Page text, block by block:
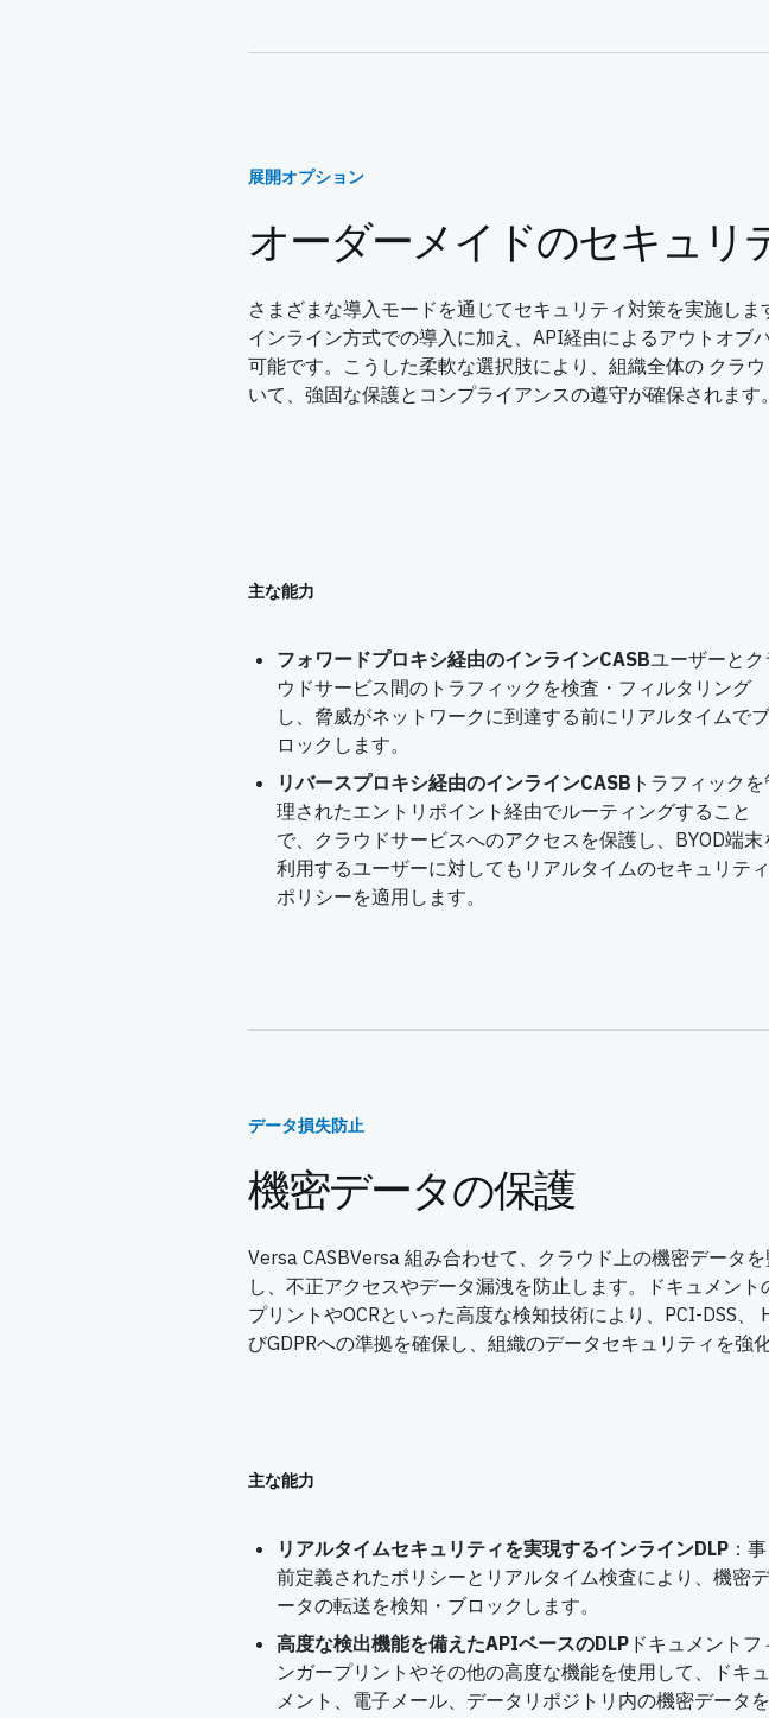
展開オプション
オーダーメイドのセキュリ
さまざまな導入モードを通じてセキュリティ対策を実施しま
インライン方式での導入に加え、API経由によるアウトオブ
可能です。こうした柔軟な選択肢により、組織全体の クラ
いて、強固な保護とコンプライアンスの遵守が確保されます。
主な能力
フォワードプロキシ経由のインラインCASBユーザーとク
ウドサービス間のトラフィックを検査・フィルタリング
し、脅威がネットワークに到達する前にリアルタイムでブ
ロックします。
リバースプロキシ経由のインラインCASB トラフィックを
理されたエントリポイント経由でルーティングすること
で、クラウドサービスへのアクセスを保護し、BYOD端末
利用するユーザーに対してもリアルタイムのセキュリティ
ポリシーを適用します。
データ損失防止
機密データの保護
Versa CASBVersa 組み合わせて、クラウド上の機密データ
し、不正アクセスやデータ漏洩を防止します。ドキュメント
プリントやOCRといった高度な検知技術により、PCI-DSS、
びGDPRへの準拠を確保し、組織のデータセキュリティを強化
主な能力
リアルタイムセキュリティを実現するインラインDLP ：事
前定義されたポリシーとリアルタイム検査により、機密デ
ータの転送を検知・ブロックします。
高度な検出機能を備えたAPIベースのDLP ドキュメントフ
ンガープリントやその他の高度な機能を使用して、ドキュ
メント、電子メール、データリポジトリ内の機密データを